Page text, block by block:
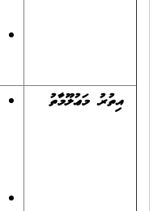
އިތުރު މަޢުލޫމާތު